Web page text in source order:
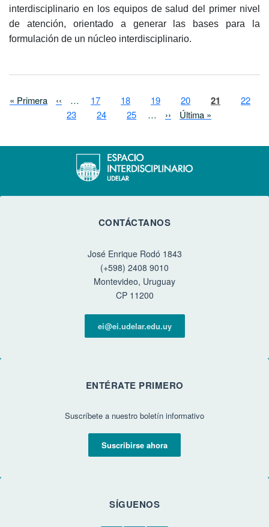
interdisciplinario en los equipos de salud del primer nivel
de atención, orientado a generar las bases para la
formulación de un núcleo interdisciplinario.
Paginación
Primera página
« Primera Página anterior
‹‹ … Page
17 Page
18 Page
19 Page
20 Página actual
21 Page
22
Page
23 Page
24 Page
25 … Siguiente página
›› Última página
Última »
CONTÁCTANOS
José Enrique Rodó 1843
(+598) 2408 9010
Montevideo, Uruguay
CP 11200
ei@ei.udelar.edu.uy
ENTÉRATE PRIMERO
Suscríbete a nuestro boletín informativo
Suscribirse ahora
SÍGUENOS